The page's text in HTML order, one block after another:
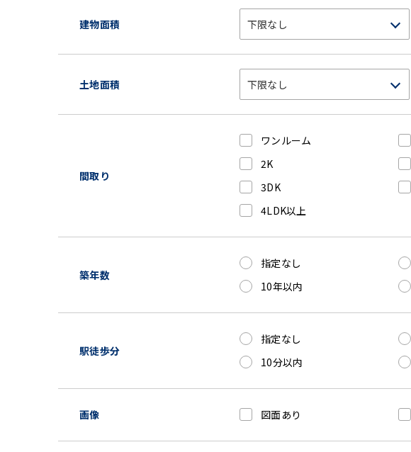
建物面積
土地面積
間取り
ワンルーム
2K
3DK
4LDK以上
築年数
指定なし
10年以内
駅徒歩分
指定なし
10分以内
画像 図面あり